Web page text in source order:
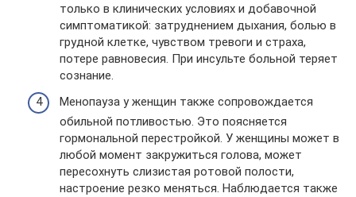
только в клинических условиях и добавочной
симптоматикой: затруднением дыхания, болью в
грудной клетке, чувством тревоги и страха,
потере равновесия. При инсульте больной теряет
сознание.
Менопауза у женщин также сопровождается
обильной потливостью. Это поясняется
гормональной перестройкой. У женщины может в
любой момент закружиться голова, может
пересохнуть слизистая ротовой полости,
настроение резко меняться. Наблюдается также